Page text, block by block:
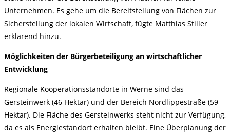
Unternehmen. Es gehe um die Bereitstellung von Flächen zur
Sicherstellung der lokalen Wirtschaft, fügte Matthias Stiller
erklärend hinzu.
Möglichkeiten der Bürgerbeteiligung an wirtschaftlicher
Entwicklung
Regionale Kooperationsstandorte in Werne sind das
Gersteinwerk (46 Hektar) und der Bereich Nordlippestraße (59
Hektar). Die Fläche des Gersteinwerks steht nicht zur Verfügung,
da es als Energiestandort erhalten bleibt. Eine Überplanung der